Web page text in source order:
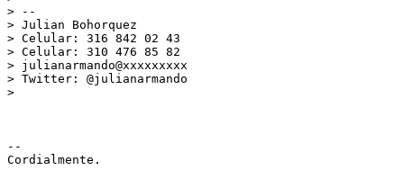
> --
> Julian Bohorquez
> Celular: 316 842 02 43
> Celular: 310 476 85 82
> julianarmando@xxxxxxxxx
> Twitter: @julianarmando
>
--
Cordialmente.